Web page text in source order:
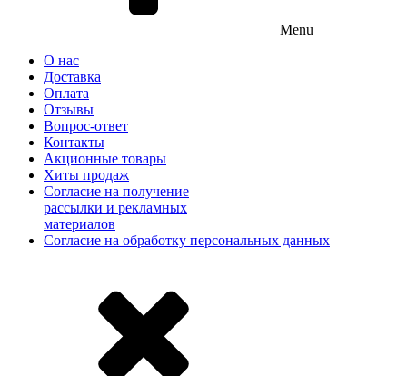
Menu
О нас
Доставка
Оплата
Отзывы
Вопрос-ответ
Контакты
Акционные товары
Хиты продаж
Согласие на получение
рассылки и рекламных
материалов
Согласие на обработку персональных данных